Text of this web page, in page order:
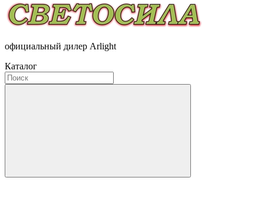
официальный дилер Arlight
Каталог